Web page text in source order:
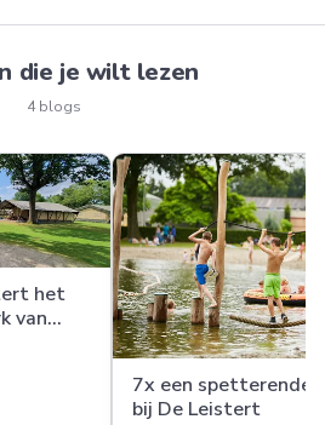
die je wilt lezen
4 blogs
het
van
7x een spetterende
bij De Leistert